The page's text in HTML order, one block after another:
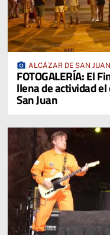
photo_camera ALCÁZAR DE SAN JUAN
FOTOGALERÍA: El
llena de actividad
San Juan